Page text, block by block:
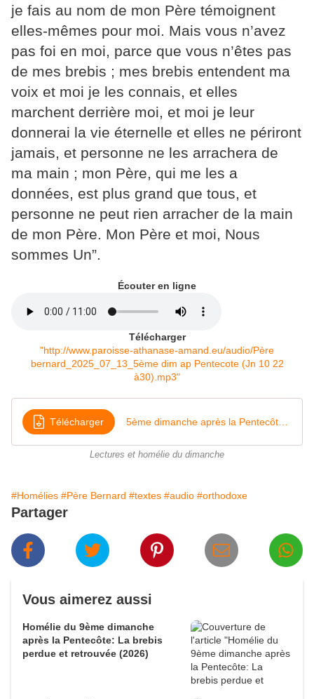
je fais au nom de mon Père témoignent
elles-mêmes pour moi. Mais vous n’avez
pas foi en moi, parce que vous n’êtes pas
de mes brebis ; mes brebis entendent ma
voix et moi je les connais, et elles
marchent derrière moi, et moi je leur
donnerai la vie éternelle et elles ne périront
jamais, et personne ne les arrachera de
ma main ; mon Père, qui me les a
données, est plus grand que tous, et
personne ne peut rien arracher de la main
de mon Père. Mon Père et moi, Nous
sommes Un”.
Écouter en ligne
Télécharger
"http://www.paroisse-athanase-amand.eu/audio/Père
bernard_2025_07_13_5ème dim ap Pentecote (Jn 10 22
à30).mp3"
Télécharger
Lectures et homélie du dimanche
#Homélies #Père Bernard #textes #audio #orthodoxe
Partager
Vous aimerez aussi
Homélie du 9ème dimanche
après la Pentecôte: La brebis
perdue et retrouvée (2026)